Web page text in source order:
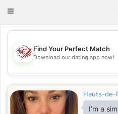
Toggle
💖
Find Your Perfect Match
Download our dating app now!
Hauts-de-
I’m a